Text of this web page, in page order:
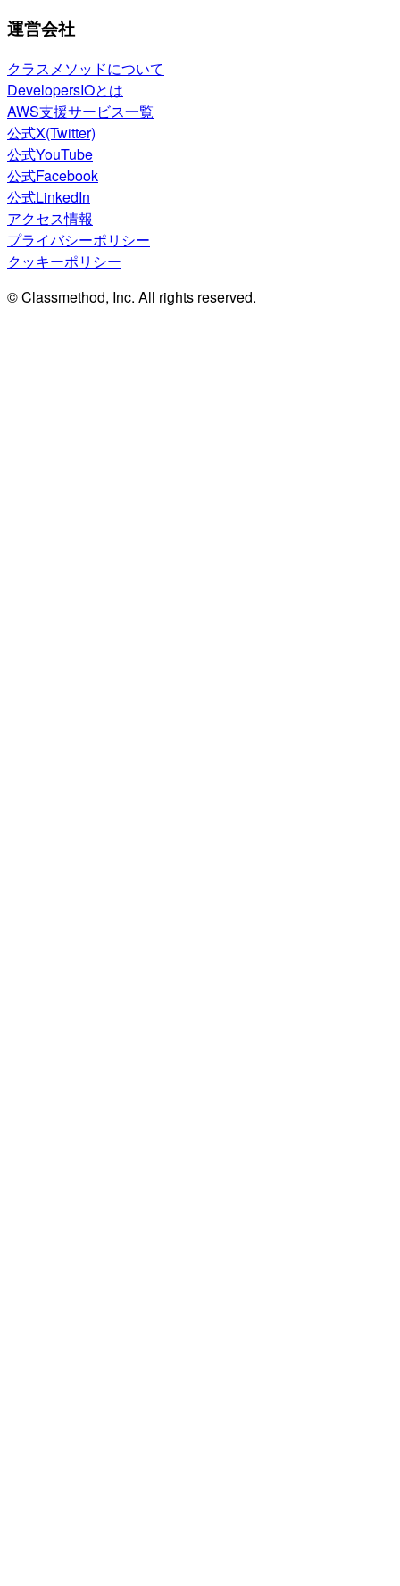
運営会社
クラスメソッドについて
DevelopersIOとは
AWS支援サービス一覧
公式X(Twitter)
公式YouTube
公式Facebook
公式LinkedIn
アクセス情報
プライバシーポリシー
クッキーポリシー
© Classmethod, Inc. All rights reserved.